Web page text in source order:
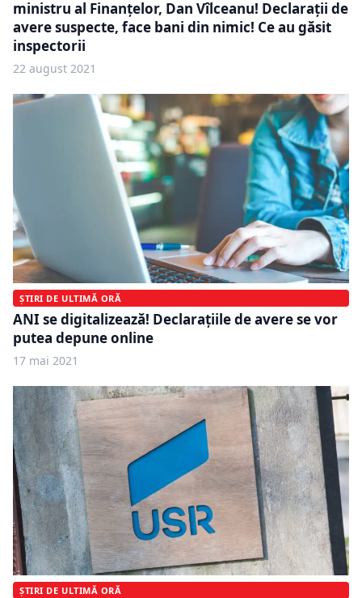
ministru al Finanțelor, Dan Vîlceanu! Declarații de
avere suspecte, face bani din nimic! Ce au găsit
inspectorii
22 august 2021
ȘTIRI DE ULTIMĂ ORĂ
ANI se digitalizează! Declaraţiile de avere se vor
putea depune online
17 mai 2021
ȘTIRI DE ULTIMĂ ORĂ